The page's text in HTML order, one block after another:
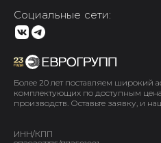
Более 20 лет поставляем широкий
комплектующих по доступным
производств. Оставьте заявку, и
ИНН/КПП
Социальные сети: